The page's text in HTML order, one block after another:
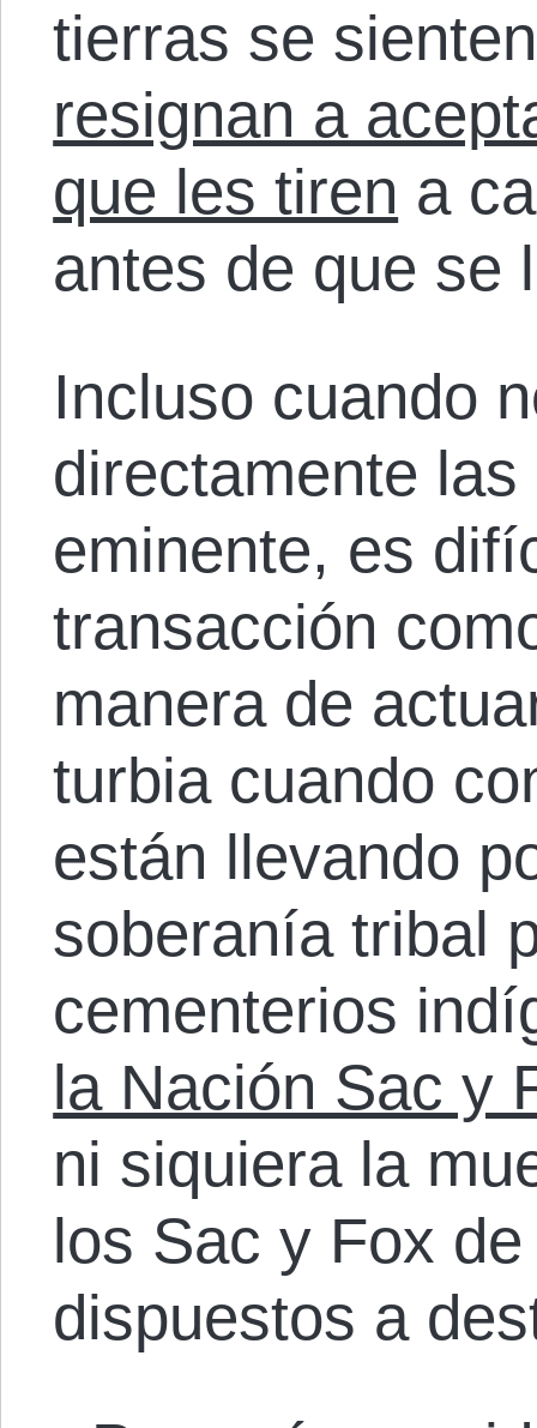
tierras se
resignan a
que les tiren a
antes de que se
Incluso cuando
directamente
eminente, es
transacción
manera de
turbia cuando
están llevando
soberanía tribal
cementerios
la Nación Sac y
ni siquiera la
los Sac y Fox
dispuestos a